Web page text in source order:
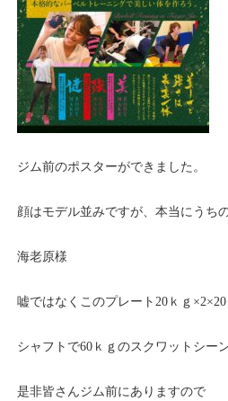
ジム前のポスターができました。
顔はモデル並みですが、本当にうち
海老原様
嘘ではなくこのプレート20ｋｇ
シャフトで60ｋｇのスクワットシー
是非皆さんジム前にありますので